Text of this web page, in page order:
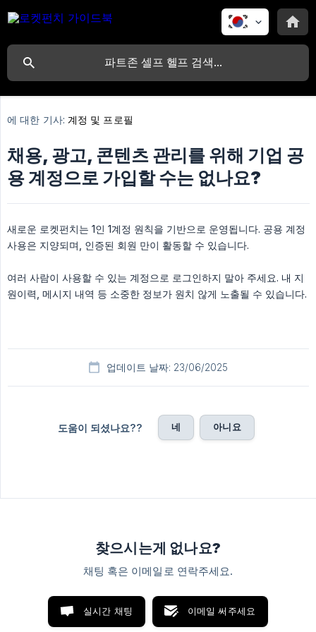
에 대한 기사: 계정 및 프로필
채용, 광고, 콘텐츠 관리를 위해 기업 공
용 계정으로 가입할 수는 없나요?
새로운 로켓펀치는 1인 1계정 원칙을 기반으로 운영됩니다. 공용 계정
사용은 지양되며, 인증된 회원 만이 활동할 수 있습니다.
여러 사람이 사용할 수 있는 계정으로 로그인하지 말아 주세요. 내 지
원이력, 메시지 내역 등 소중한 정보가 원치 않게 노출될 수 있습니다.
업데이트 날짜: 23/06/2025
도움이 되셨나요?? 네 아니요
찾으시는게 없나요?
채팅 혹은 이메일로 연락주세요.
실시간 채팅 이메일 써주세요